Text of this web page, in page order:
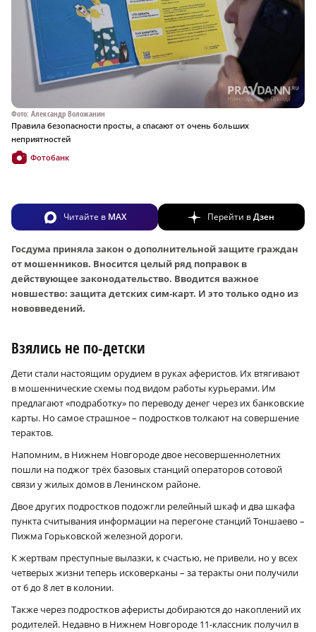
Фото: Александр Воложанин
Правила безопасности просты, а спасают от очень больших
неприятностей
Фотобанк
Читайте в MAX Перейти вДзен
Госдума приняла закон о дополнительной защите граждан
от мошенников. Вносится целый ряд поправок в
действующее законодательство. Вводится важное
новшество: защита детских сим-карт. И это только одно из
нововведений.
Взялись не по-детски
Дети стали настоящим орудием в руках аферистов. Их втягивают
в мошеннические схемы под видом работы курьерами. Им
предлагают «подработку» по переводу денег через их банковские
карты. Но самое страшное – подростков толкают на совершение
терактов.
Напомним, в Нижнем Новгороде двое несовершеннолетних
пошли на поджог трёх базовых станций операторов сотовой
связи у жилых домов в Ленинском районе.
Двое других подростков подожгли релейный шкаф и два шкафа
пункта считывания информации на перегоне станций Тоншаево –
Пижма Горьковской железной дороги.
К жертвам преступные вылазки, к счастью, не привели, но у всех
четверых жизни теперь исковерканы – за теракты они получили
от 6 до 8 лет в колонии.
Также через подростков аферисты добираются до накоплений их
родителей. Недавно в Нижнем Новгороде 11-классник получил в